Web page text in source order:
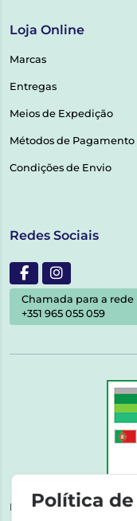
Loja Online
Marcas
Entregas
Meios de Expedição
Métodos de Pagamento
Condições de Envio
Redes Sociais
Chamada para a
+351 965 055 059
Esta farmácia encontra-
Política